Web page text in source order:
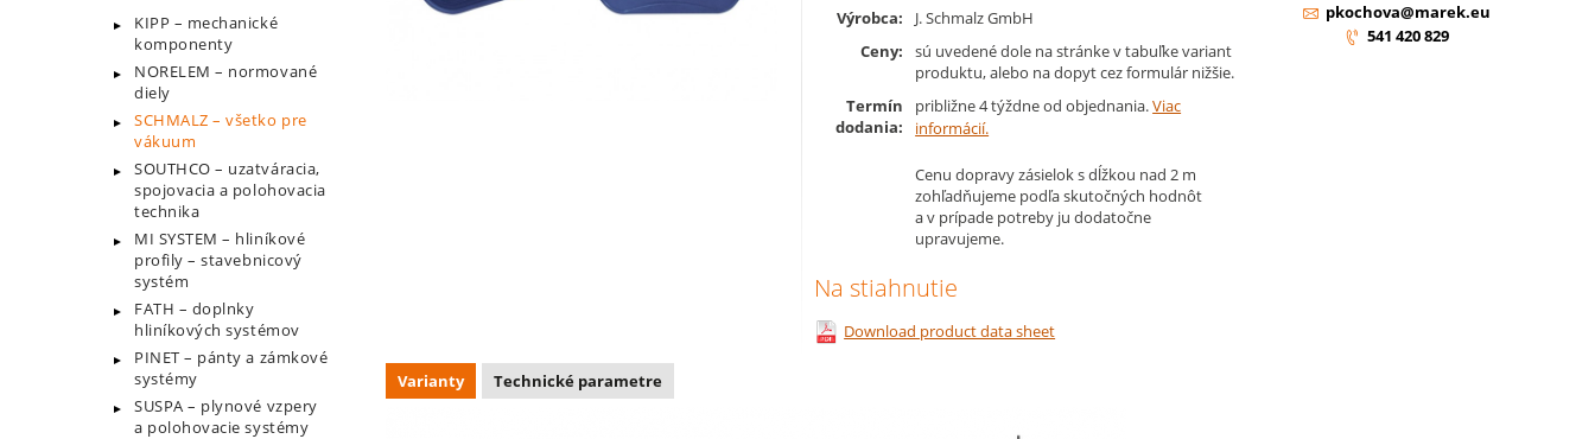
KIPP – mechanické
komponenty
NORELEM – normované
diely
SCHMALZ – všetko pre
vákuum
SOUTHCO – uzatváracia,
spojovacia a polohovacia
technika
MI SYSTEM – hliníkové
profily – stavebnicový
systém
FATH – doplnky
hliníkových systémov
PINET – pánty a zámkové
systémy
SUSPA – plynové vzpery
a polohovacie systémy
Výrobca:
J. Schmalz GmbH
Ceny:
sú uvedené dole na stránke v tabuľke variant
produktu, alebo na dopyt cez formulár nižšie.
Termín
dodania:
približne 4 týždne od objednania.Viac
informácií.
Cenu dopravy zásielok s dĺžkou nad 2 m
zohľadňujeme podľa skutočných hodnôt
a v prípade potreby ju dodatočne
upravujeme.
Na stiahnutie
Download product data sheet
Varianty Technické parametre
pkochova@marek.eu
541 420 829